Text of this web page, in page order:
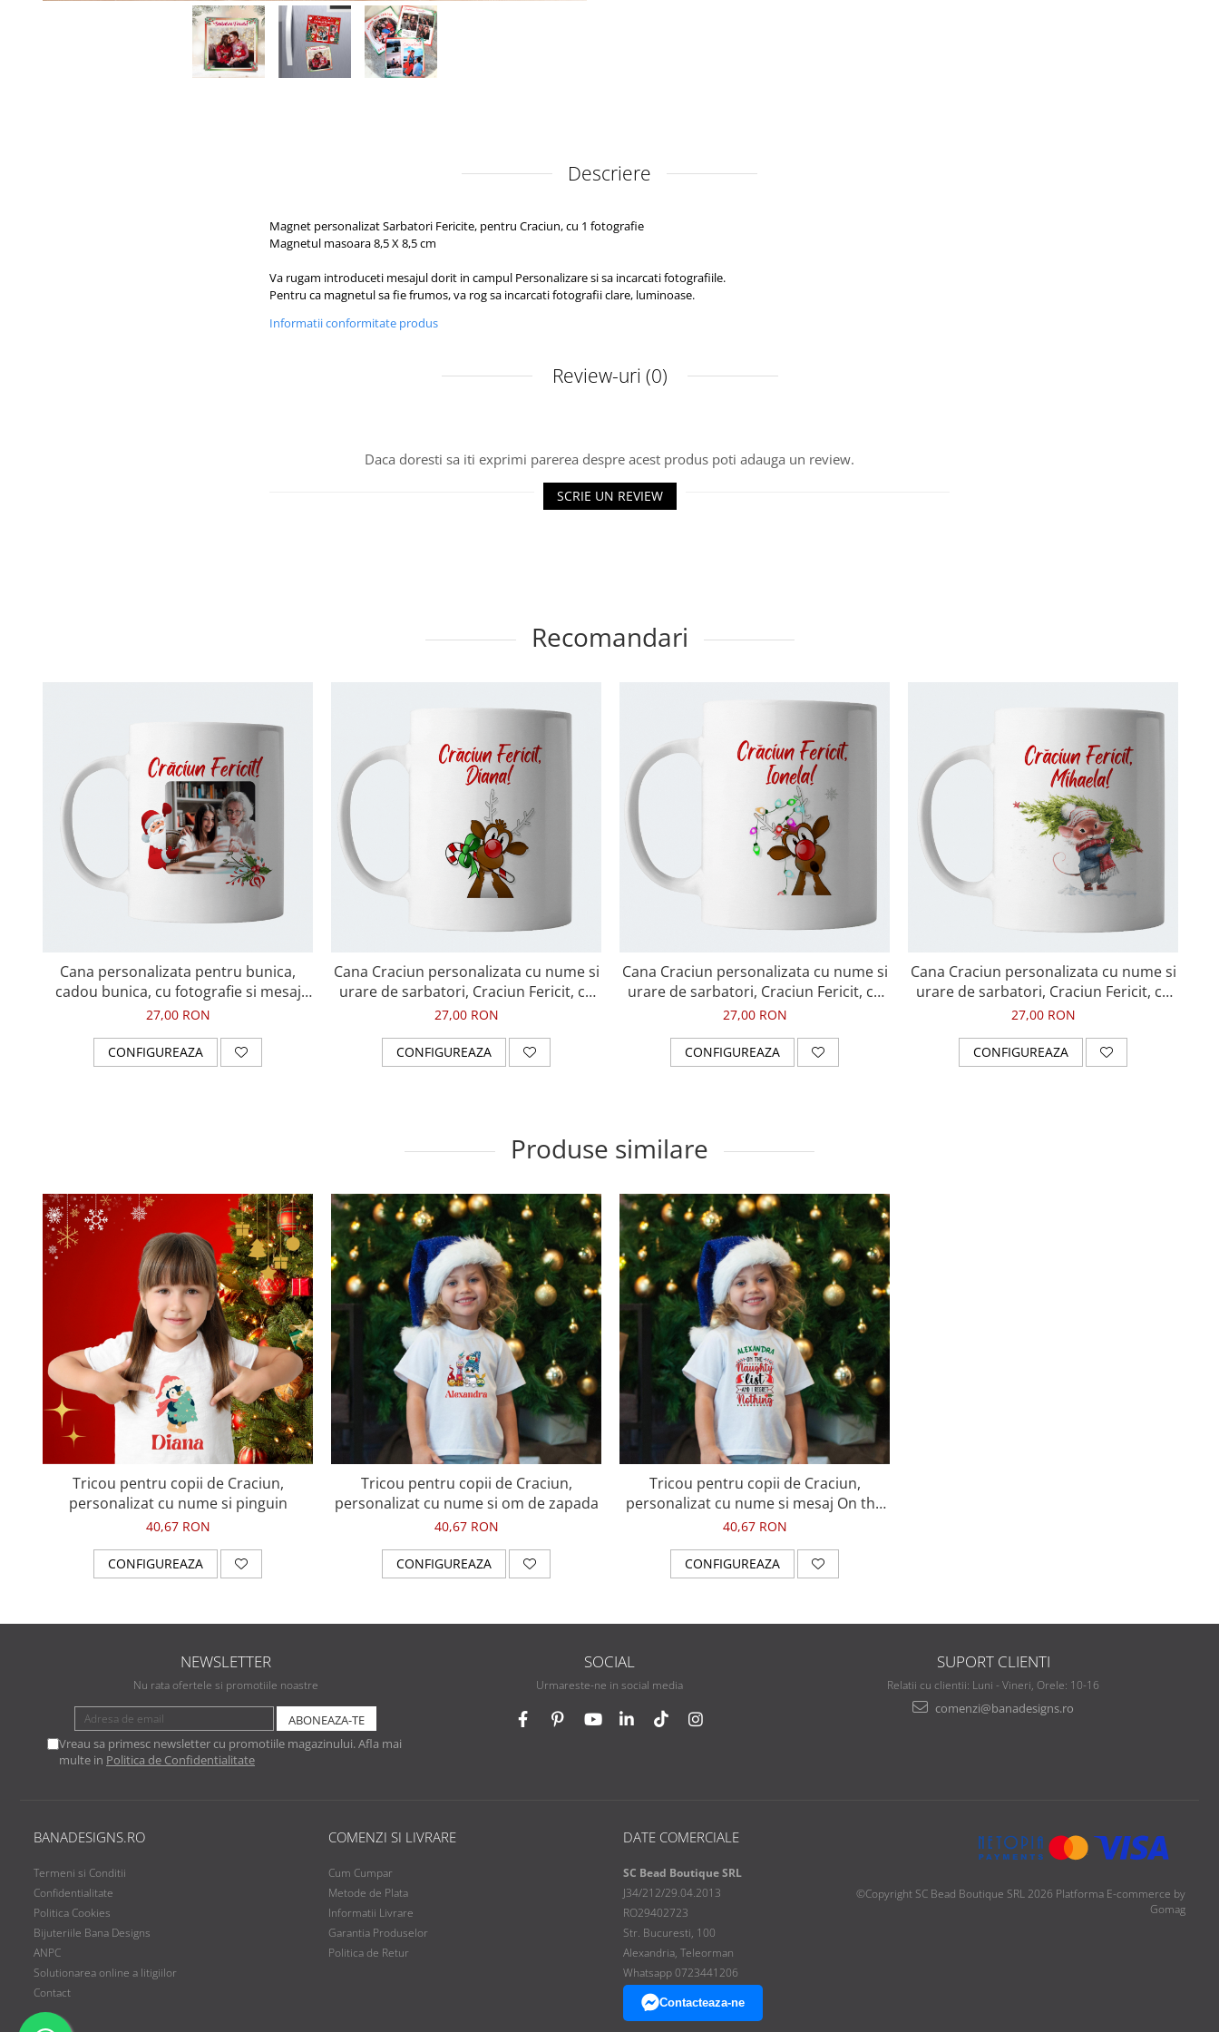
Descriere
Magnet personalizat Sarbatori Fericite, pentru Craciun, cu 1 fotografie
Magnetul masoara 8,5 X 8,5 cm
Va rugam introduceti mesajul dorit in campul Personalizare si sa incarcati fotografiile.
Pentru ca magnetul sa fie frumos, va rog sa incarcati fotografii clare, luminoase.
Informatii conformitate produs
Review-uri (0)
Daca doresti sa iti exprimi parerea despre acest produs poti adauga un review.
SCRIE UN REVIEW
Recomandari
Cana personalizata pentru bunica,
cadou bunica, cu fotografie si mesaj
special pentru bunica, Craciun Fericit
27,00 RON
CONFIGUREAZA
Cana Craciun personalizata cu nume si
urare de sarbatori, Craciun Fericit, cu
ren
27,00 RON
CONFIGUREAZA
Cana Craciun personalizata cu nume si
urare de sarbatori, Craciun Fericit, cu
ren cu lumini
27,00 RON
CONFIGUREAZA
Cana Craciun personalizata cu nume si
urare de sarbatori, Craciun Fericit, cu
soricel si brad de Craciun
27,00 RON
CONFIGUREAZA
Produse similare
Tricou pentru copii de Craciun,
personalizat cu nume si pinguin
40,67 RON
CONFIGUREAZA
Tricou pentru copii de Craciun,
personalizat cu nume si om de zapada
40,67 RON
CONFIGUREAZA
Tricou pentru copii de Craciun,
personalizat cu nume si mesaj On the
naughty list
40,67 RON
CONFIGUREAZA
NEWSLETTER
Nu rata ofertele si promotiile noastre
Vreau sa primesc newsletter cu promotiile magazinului. Afla mai
multe in Politica de Confidentialitate
SOCIAL
Urmareste-ne in social media
SUPORT CLIENTI
Relatii cu clientii: Luni - Vineri, Orele: 10-16
comenzi@banadesigns.ro
BANADESIGNS.RO
Termeni si Conditii
Confidentialitate
Politica Cookies
Bijuteriile Bana Designs
ANPC
Solutionarea online a litigiilor
Contact
COMENZI SI LIVRARE
Cum Cumpar
Metode de Plata
Informatii Livrare
Garantia Produselor
Politica de Retur
DATE COMERCIALE
SC Bead Boutique SRL
J34/212/29.04.2013
RO29402723
Str. Bucuresti, 100
Alexandria, Teleorman
Whatsapp 0723441206
Contacteaza-ne
©Copyright SC Bead Boutique SRL 2026 Platforma E-commerce by
Gomag